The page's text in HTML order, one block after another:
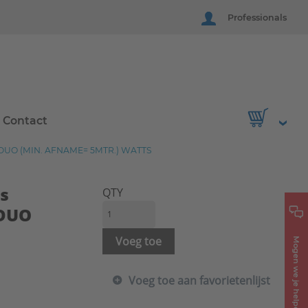
Professionals
Contact
Mogen we je helpen?
(MIN. AFNAME= 5MTR.) WATTS
QTY
Voeg toe
Voeg toe aan favorietenlijst